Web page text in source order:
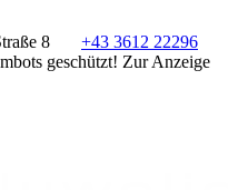
8
+43 3612 22296
geschützt! Zur Anzeige